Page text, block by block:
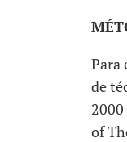
Para
de
of